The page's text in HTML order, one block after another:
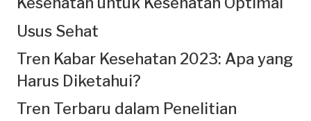
Usus Sehat
Tren Kabar Kesehatan 2023: Apa yang
Harus Diketahui?
Tren Terbaru dalam Penelitian